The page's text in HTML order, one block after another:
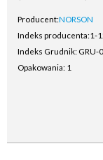
Producent:NORSON
Indeks producenta:1-
Indeks Grudnik: GRU-
Opakowania: 1